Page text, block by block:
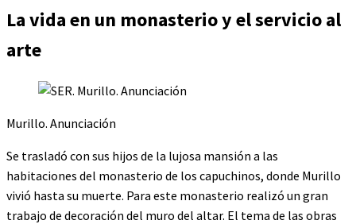
La vida en un monasterio y el servicio al
arte
Murillo. Anunciación
Se trasladó con sus hijos de la lujosa mansión a las
habitaciones del monasterio de los capuchinos, donde Murillo
vivió hasta su muerte. Para este monasterio realizó un gran
trabajo de decoración del muro del altar. El tema de las obras